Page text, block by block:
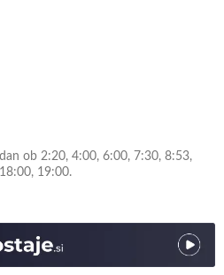
ob 2:20, 4:00, 6:00, 7:30, 8:53,
19:00.